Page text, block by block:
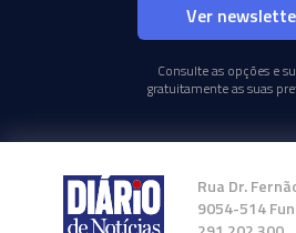
Ver
Consulte as opções e
gratuitamente as suas
Rua Dr.
9054-514